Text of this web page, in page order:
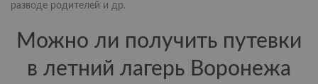
разводе родителей и др.
Можно ли получить путевки
в летний лагерь Воронежа